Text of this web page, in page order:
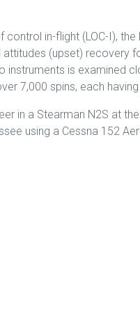
in-flight (LOC-I),
(upset) recovery
is examined
7,000 spins, each
in a Stearman N2S at
using a Cessna 152